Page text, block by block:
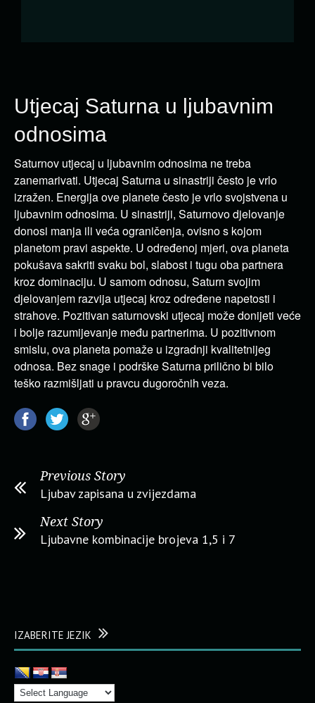
Utjecaj Saturna u ljubavnim
odnosima
Saturnov utjecaj u ljubavnim odnosima ne treba
zanemarivati. Utjecaj Saturna u sinastriji često je vrlo
izražen. Energija ove planete često je vrlo svojstvena u
ljubavnim odnosima. U sinastriji, Saturnovo djelovanje
donosi manja ili veća ograničenja, ovisno s kojom
planetom pravi aspekte. U određenoj mjeri, ova planeta
pokušava sakriti svaku bol, slabost i tugu oba partnera
kroz dominaciju. U samom odnosu, Saturn svojim
djelovanjem razvija utjecaj kroz određene napetosti i
strahove. Pozitivan saturnovski utjecaj može donijeti veće
i bolje razumijevanje među partnerima. U pozitivnom
smislu, ova planeta pomaže u izgradnji kvalitetnijeg
odnosa. Bez snage i podrške Saturna prilično bi bilo
teško razmišljati u pravcu dugoročnih veza.
Previous Story
Ljubav zapisana u zvijezdama
Next Story
Ljubavne kombinacije brojeva 1,5 i 7
IZABERITE JEZIK